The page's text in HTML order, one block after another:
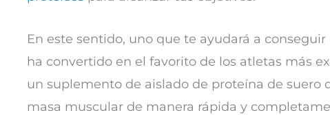
En este sentido, uno que te ayudará a
ha convertido en el favorito de los atletas más
un suplemento de aislado de proteína de suero
masa muscular de manera rápida y